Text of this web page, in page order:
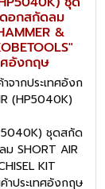
อกสกัดลม
&
ศอังกฤษ
จากประเทศอังก
(HP5040K)
ชุดสกัด
SHORT AIR
KIT
าประเทศอังกฤษ